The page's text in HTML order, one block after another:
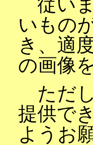
いもの
き、適
の画像
ただ
提供で
ようお